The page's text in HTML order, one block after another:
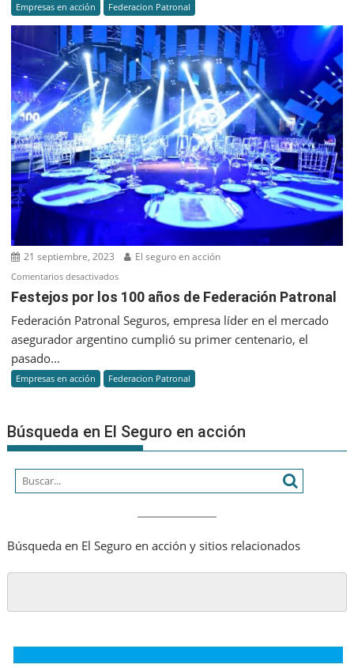
de
las
de
Higiene
Industrial
Empresas en acción Federacion Patronal
21 septiembre, 2023 El seguro en acción
Comentarios desactivadosen
Festejos
los
100
de
Festejos por los 100 años de Federación Patronal
Federación Patronal Seguros, empresa líder en el mercado
asegurador argentino cumplió su primer centenario, el
pasado...
Empresas en acción Federacion Patronal
Búsqueda en El Seguro en acción
Búsqueda en El Seguro en acción y sitios relacionados